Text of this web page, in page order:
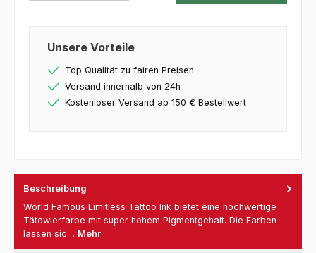
Unsere Vorteile
Top Qualität zu fairen Preisen
Versand innerhalb von 24h
Kostenloser Versand ab 150 € Bestellwert
Beschreibung
World Famous Limitless Tattoo Ink bietet eine hochwertige
Tätowierfarbe mit super hohem Pigmentgehalt. Die Farben
lassen sic… Mehr